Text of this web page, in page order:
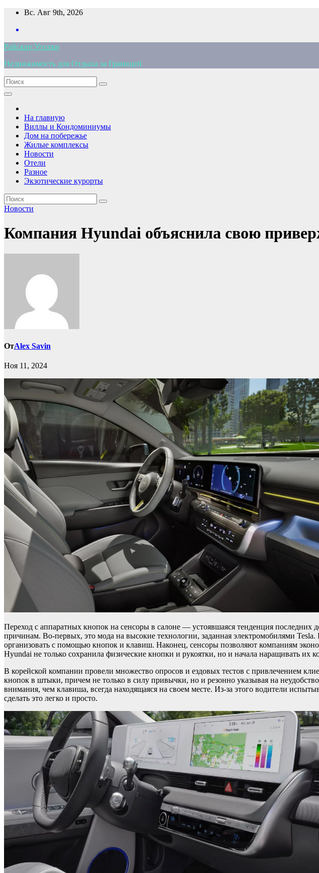
Перейти
содержимому
Вс. Авг 9th, 2026
Райские Уголки
Недвижимость для Отдыха за Границей
На главную
Виллы и Кондоминиумы
Дом на побережье
Жилые комплексы
Новости
Отели
Разное
Экзотические курорты
Новости
Компания Hyundai объяснила свою
ОтAlex Savin
Ноя 11, 2024
Переход с аппаратных кнопок на сенсоры в салоне — устоявшаяся тенденция последних
причинам. Во-первых, это мода на высокие технологии, заданная электромобилями
организовать с помощью кнопок и клавиш. Наконец, сенсоры позволяют компаниям
Hyundai не только сохранила физические кнопки и рукоятки, но и начала наращивать их
В корейской компании провели множество опросов и ездовых тестов с привлечением
кнопок в штыки, причем не только в силу привычки, но и резонно указывая на
внимания, чем клавиша, всегда находящаяся на своем месте. Из-за этого водители
сделать это легко и просто.